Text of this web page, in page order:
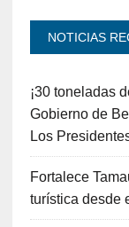
NOTICIAS
¡30 toneladas
Gobierno de
Los
Fortalece
turística desde